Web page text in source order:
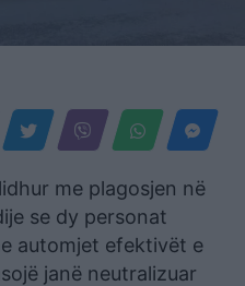
me plagosjen në
se dy personat
automjet efektivët e
janë neutralizuar